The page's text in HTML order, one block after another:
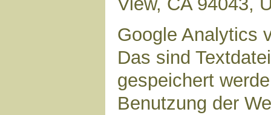
Google Analytics
Das sind
gespeichert
Benutzung der